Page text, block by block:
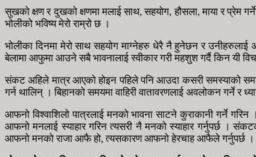
सुखको क्षण र दुखको क्षणमा मलाई साथ, सहयोग, हौसला, माया र
भोलीको भविष्य मेरो राम्रो छ ।
भोलीका दिनमा मेरो साथ सहयोग माग्नेहरु धेरै नै हुनेछन र
बेलामा आफुमा आउने सबै भावनालाई स्वीकार गरी महशुश गर्दै किन यी
संकट अहिले मात्र आएको होइन पहिले पनि आउदा कसरी समस्याको
गर्न थालिन् । बिहानको समयमा वाहिरी वातावरणलाई अवलोकन गर्ने र
आफनो विश्वाशिलो पात्रलाई मनको भावना साटने कुराकानी गर्ने
आफनो मनलाई स्याहार गरिन त्यसरी नै मनको स्याहार गर्नुपर्छ ।
आफनो मनको राजा आफै हो, त्यसकारण आफनो हेरचाह आफैले गर्नुपर्छ ।